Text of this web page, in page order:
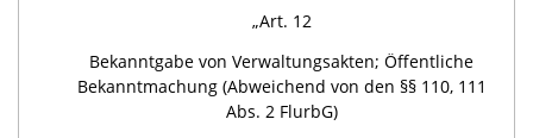
„Art. 12
Bekanntgabe von Verwaltungsakten; Öffentliche
Bekanntmachung (Abweichend von den §§ 110, 111
Abs. 2 FlurbG)